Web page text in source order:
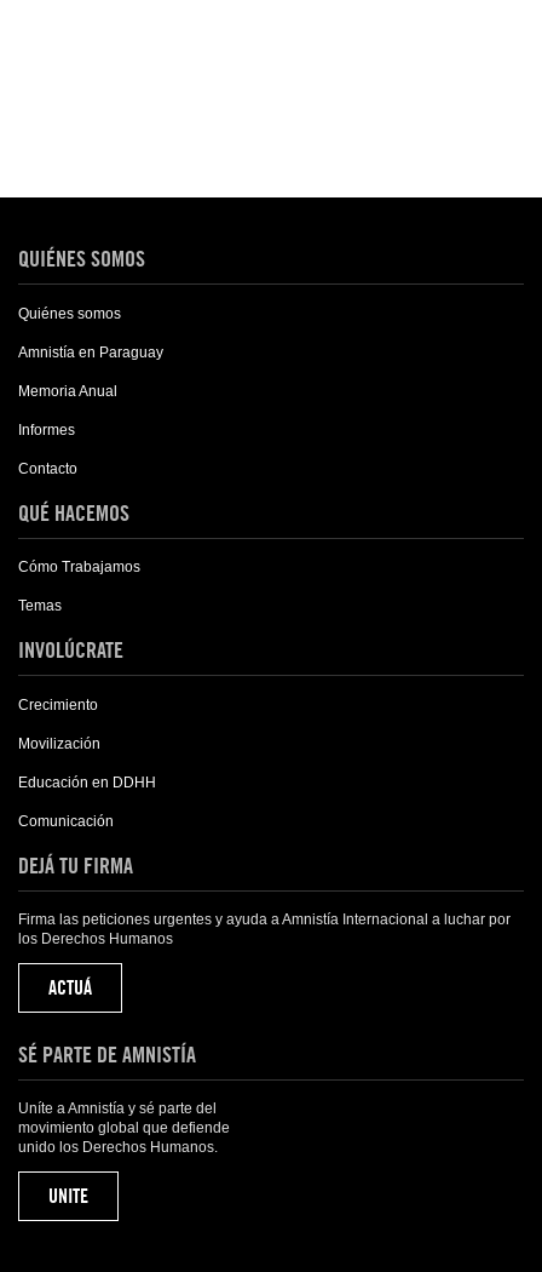
QUIÉNES SOMOS
Quiénes somos
Amnistía en Paraguay
Memoria Anual
Informes
Contacto
QUÉ HACEMOS
Cómo Trabajamos
Temas
INVOLÚCRATE
Crecimiento
Movilización
Educación en DDHH
Comunicación
DEJÁ TU FIRMA
Firma las peticiones urgentes y ayuda a Amnistía Internacional a luchar por
los Derechos Humanos
ACTUÁ
SÉ PARTE DE AMNISTÍA
Uníte a Amnistía y sé parte del
movimiento global que defiende
unido los Derechos Humanos.
UNITE